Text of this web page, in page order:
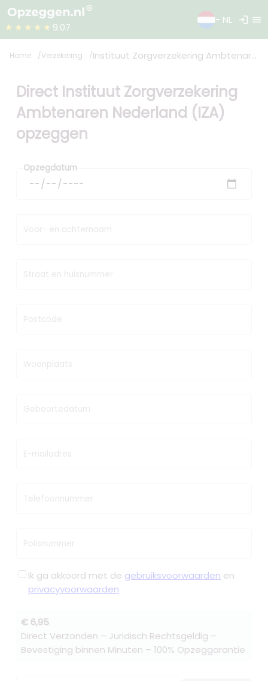
★★★★★ 9.07
- NL login menu
Home Verzekering Instituut Zorgverzekering Ambtenaren Nederland (IZA)
Direct Instituut Zorgverzekering
Ambtenaren Nederland (IZA)
opzeggen
Opzegdatum
Voor- en achternaam
Straat en huisnummer
Postcode
Woonplaats
Geboortedatum
E-mailadres
Telefoonnummer
Polisnummer
Ik ga akkoord met de gebruiksvoorwaarden en
privacyvoorwaarden
€ 6,95
Direct Verzonden – Juridisch Rechtsgeldig –
Bevestiging binnen Minuten – 100% Opzeggarantie